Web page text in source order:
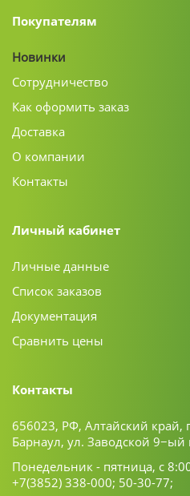
Покупателям
Новинки
Сотрудничество
Как оформить заказ
Доставка
О компании
Контакты
Личный кабинет
Личные данные
Список заказов
Документация
Сравнить цены
Контакты
656023, РФ, Алтайский край,
Барнаул, ул. Заводской 9−ый
Понедельник - пятница, с
+7(3852) 338-000; 50-30-77;